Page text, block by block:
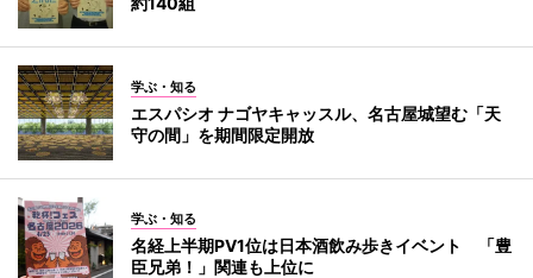
学ぶ・知る
エスパシオ ナゴヤキャッスル、名古屋城望む「天
守の間」を期間限定開放
学ぶ・知る
名経上半期PV1位は日本酒飲み歩きイベント 「豊
臣兄弟！」関連も上位に